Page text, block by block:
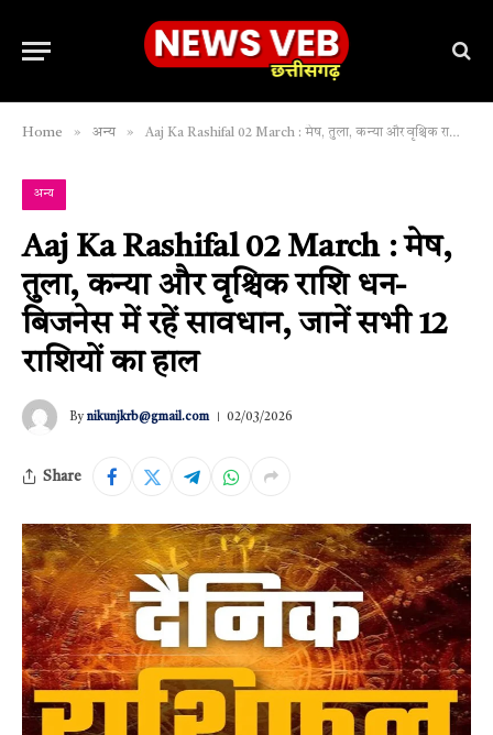
Home » अन्य » Aaj Ka Rashifal 02 March : मेष, तुला, कन्या और वृश्चिक राशि धन-बिजनेस में रहें सावधान, जानें सभी 12 राशियों का हाल
अन्य
Aaj Ka Rashifal 02 March : मेष,
तुला, कन्या और वृश्चिक राशि धन-
बिजनेस में रहें सावधान, जानें सभी 12
राशियों का हाल
By nikunjkrb@gmail.com 02/03/2026
Share